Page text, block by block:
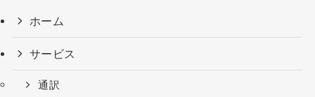
ホーム
サービス
通訳